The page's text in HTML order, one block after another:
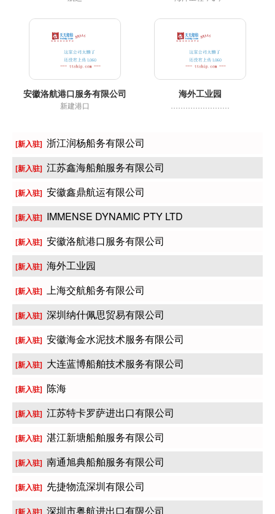
安徽洛航港口服务有限公司
新建港口
海外工业园
[新入驻] 浙江润杨船务有限公司
[新入驻] 江苏鑫海船舶服务有限公司
[新入驻] 安徽鑫鼎航运有限公司
[新入驻] IMMENSE DYNAMIC PTY LTD
[新入驻] 安徽洛航港口服务有限公司
[新入驻] 海外工业园
[新入驻] 上海交航船务有限公司
[新入驻] 深圳纳什佩思贸易有限公司
[新入驻] 安徽海金水泥技术服务有限公司
[新入驻] 大连蓝博船舶技术服务有限公司
[新入驻] 陈海
[新入驻] 江苏特卡罗萨进出口有限公司
[新入驻] 湛江新塘船舶服务有限公司
[新入驻] 南通旭典船舶服务有限公司
[新入驻] 先捷物流深圳有限公司
[新入驻] 深圳市粤航进出口有限公司